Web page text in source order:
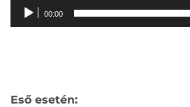
00:00
Eső esetén: